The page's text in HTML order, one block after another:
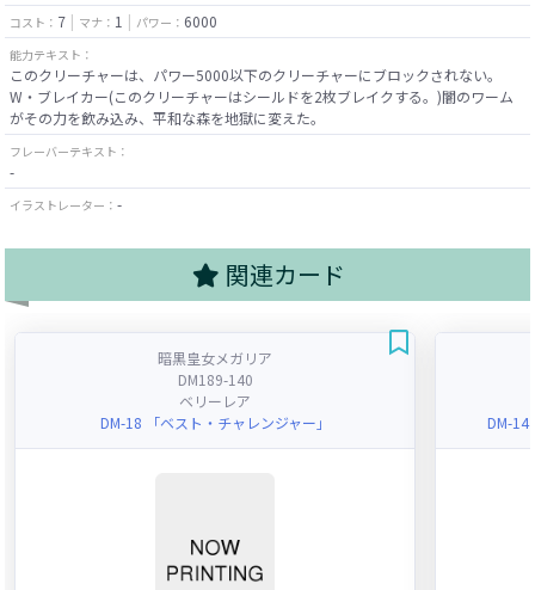
コスト： 7 マナ： 1 パワー： 6000
能力テキスト：
このクリーチャーは、パワー5000以下のクリーチャーにブロックされない。
W・ブレイカー(このクリーチャーはシールドを2枚ブレイクする。)闇のワーム
がその力を飲み込み、平和な森を地獄に変えた。
フレーバーテキスト：
-
イラストレーター： -
関連カード
暗黒皇女メガリア
DM189-140
ベリーレア
DM-18 「ベスト・チャレンジャー」
DM-14